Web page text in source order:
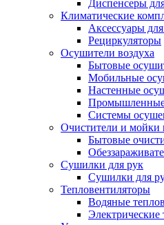
Диспенсеры
Климатические
Аксессуары
Рециркуляторы
Осушители воздуха
Бытовые
Мобильные
Настенные
Системы
Очистители и мойки
Бытовые
Сушилки для рук
Сушилки для
Тепловентиляторы
Водяные
Электрические